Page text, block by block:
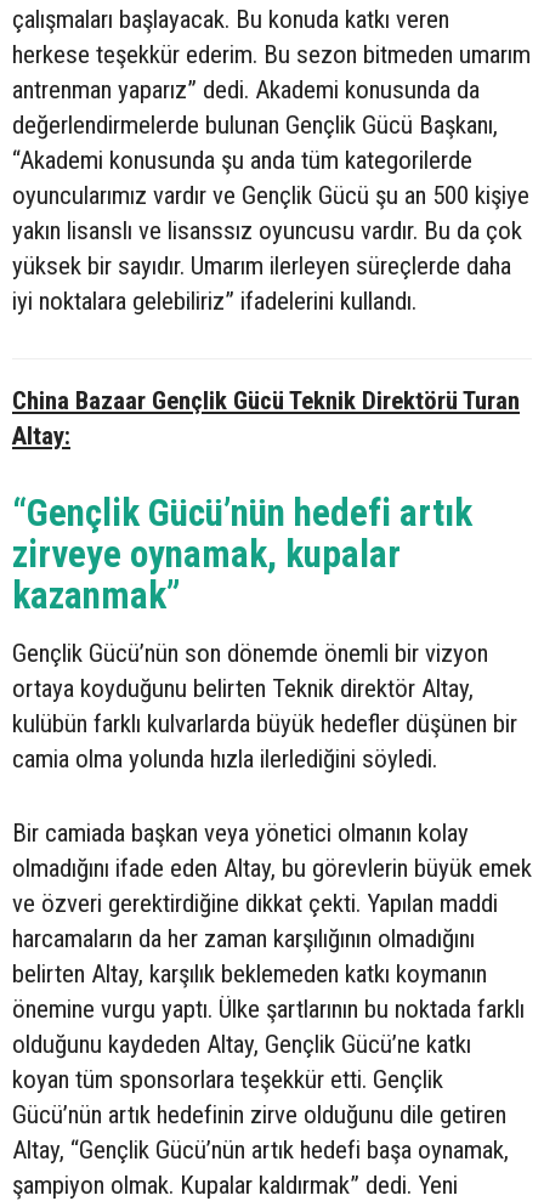
çalışmaları başlayacak. Bu konuda katkı veren
herkese teşekkür ederim. Bu sezon bitmeden umarım
antrenman yaparız” dedi. Akademi konusunda da
değerlendirmelerde bulunan Gençlik Gücü Başkanı,
“Akademi konusunda şu anda tüm kategorilerde
oyuncularımız vardır ve Gençlik Gücü şu an 500 kişiye
yakın lisanslı ve lisanssız oyuncusu vardır. Bu da çok
yüksek bir sayıdır. Umarım ilerleyen süreçlerde daha
iyi noktalara gelebiliriz” ifadelerini kullandı.
China Bazaar Gençlik Gücü Teknik Direktörü Turan
Altay:
“Gençlik Gücü’nün hedefi artık
zirveye oynamak, kupalar
kazanmak”
Gençlik Gücü’nün son dönemde önemli bir vizyon
ortaya koyduğunu belirten Teknik direktör Altay,
kulübün farklı kulvarlarda büyük hedefler düşünen bir
camia olma yolunda hızla ilerlediğini söyledi.
Bir camiada başkan veya yönetici olmanın kolay
olmadığını ifade eden Altay, bu görevlerin büyük emek
ve özveri gerektirdiğine dikkat çekti. Yapılan maddi
harcamaların da her zaman karşılığının olmadığını
belirten Altay, karşılık beklemeden katkı koymanın
önemine vurgu yaptı. Ülke şartlarının bu noktada farklı
olduğunu kaydeden Altay, Gençlik Gücü’ne katkı
koyan tüm sponsorlara teşekkür etti. Gençlik
Gücü’nün artık hedefinin zirve olduğunu dile getiren
Altay, “Gençlik Gücü’nün artık hedefi başa oynamak,
şampiyon olmak. Kupalar kaldırmak” dedi. Yeni